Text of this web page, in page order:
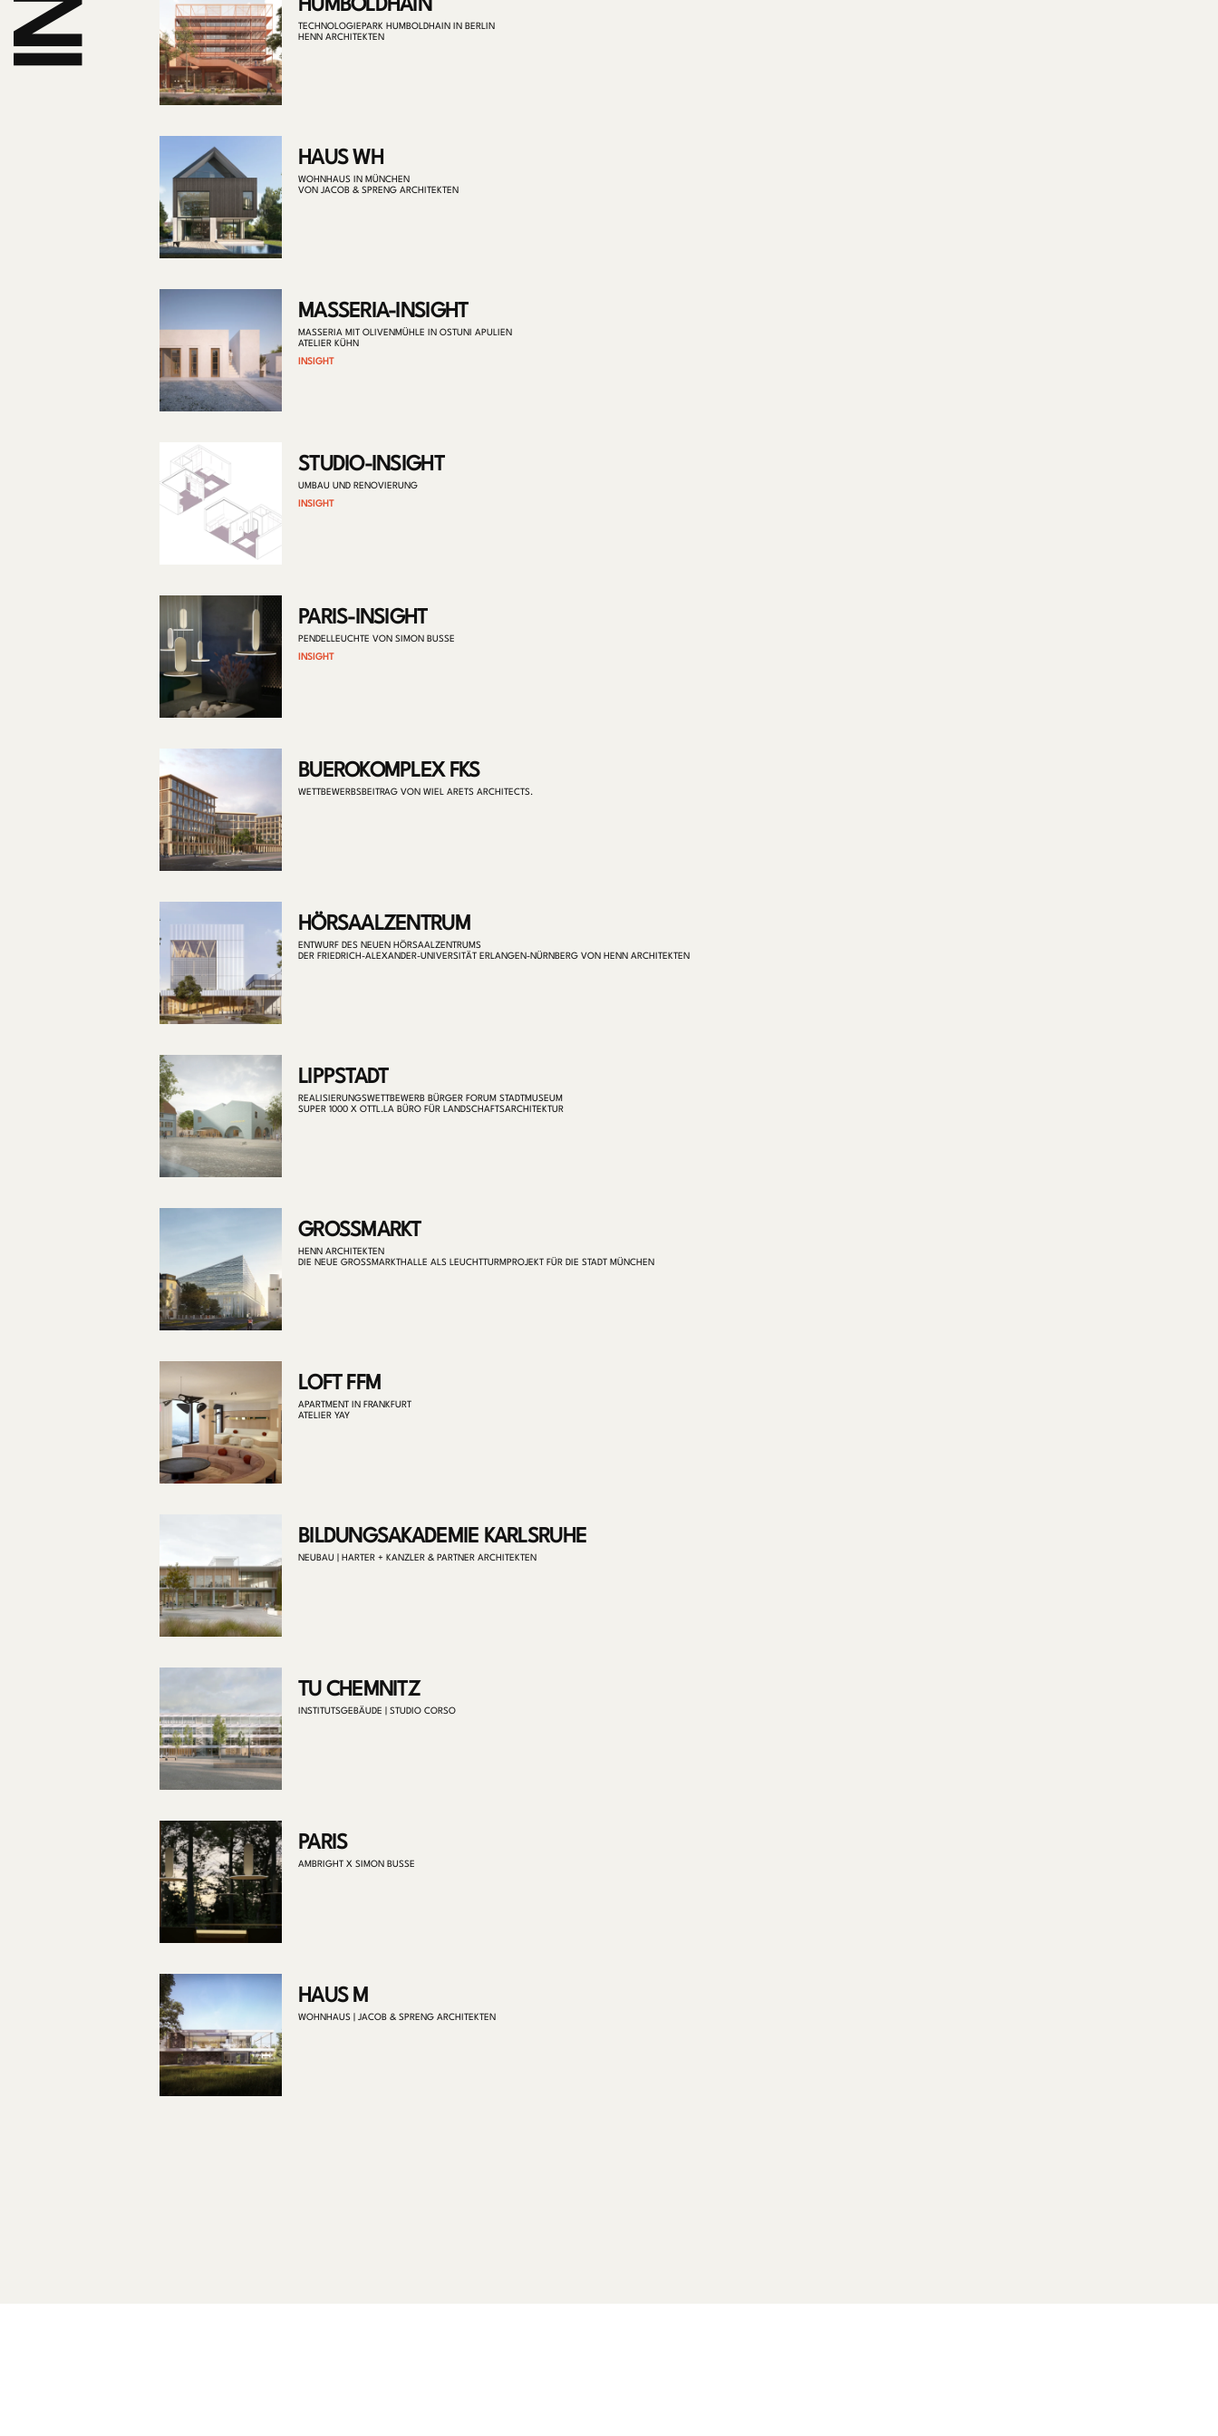
HUMBOLDHAIN
TECHNOLOGIEPARK HUMBOLDHAIN IN BERLIN
HENN ARCHITEKTEN
HAUS WH
WOHNHAUS IN MÜNCHEN
VON JACOB & SPRENG ARCHITEKTEN
MASSERIA-INSIGHT
MASSERIA MIT OLIVENMÜHLE IN OSTUNI APULIEN
ATELIER KÜHN
INSIGHT
STUDIO-INSIGHT
UMBAU UND RENOVIERUNG
INSIGHT
PARIS-INSIGHT
PENDELLEUCHTE VON SIMON BUSSE
INSIGHT
BUEROKOMPLEX FKS
WETTBEWERBSBEITRAG VON WIEL ARETS ARCHITECTS.
HÖRSAALZENTRUM
ENTWURF DES NEUEN HÖRSAALZENTRUMS
DER FRIEDRICH-ALEXANDER-UNIVERSITÄT ERLANGEN-NÜRNBERG VON HENN ARCHITEKTEN
LIPPSTADT
REALISIERUNGSWETTBEWERB BÜRGER FORUM STADTMUSEUM
SUPER 1000 X OTTL.LA BÜRO FÜR LANDSCHAFTSARCHITEKTUR
GROSSMARKT
HENN ARCHITEKTEN
DIE NEUE GROSSMARKTHALLE ALS LEUCHTTURMPROJEKT FÜR DIE STADT MÜNCHEN
LOFT FFM
APARTMENT IN FRANKFURT
ATELIER YAY
BILDUNGSAKADEMIE KARLSRUHE
NEUBAU | HARTER + KANZLER & PARTNER ARCHITEKTEN
TU CHEMNITZ
INSTITUTSGEBÄUDE | STUDIO CORSO
PARIS
AMBRIGHT X SIMON BUSSE
HAUS M
WOHNHAUS | JACOB & SPRENG ARCHITEKTEN